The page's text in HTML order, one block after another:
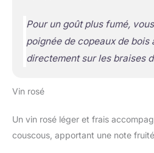
Pour un goût plus fumé,
poignée de copeaux de bois
directement sur les braises
Vin rosé
Un vin rosé léger et frais
couscous, apportant une note